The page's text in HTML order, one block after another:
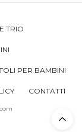
TRIO
PER BAMBINI
CONTATTI